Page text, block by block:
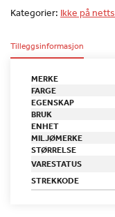
Kategorier: Ikke på
Tilleggsinformasjon
MERKE
FARGE
EGENSKAP
BRUK
ENHET
MILJØMERKE
STØRRELSE
VARESTATUS
STREKKODE